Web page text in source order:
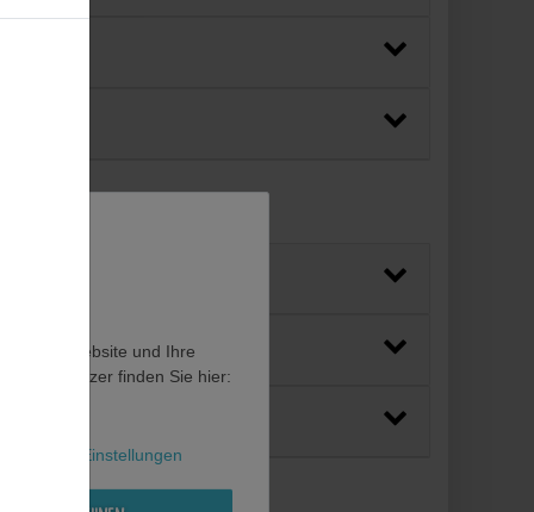
diese Website und Ihre
als Nutzer finden Sie hier:
Weitere Einstellungen